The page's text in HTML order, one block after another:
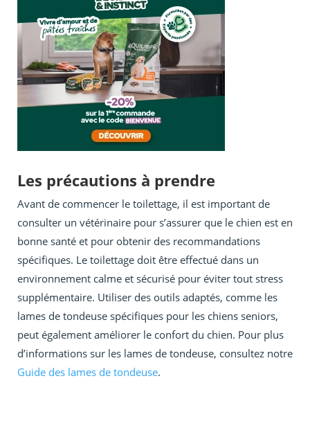
Les précautions à prendre
Avant de commencer le toilettage, il est important de
consulter un vétérinaire pour s’assurer que le chien est en
bonne santé et pour obtenir des recommandations
spécifiques. Le toilettage doit être effectué dans un
environnement calme et sécurisé pour éviter tout stress
supplémentaire. Utiliser des outils adaptés, comme les
lames de tondeuse spécifiques pour les chiens seniors,
peut également améliorer le confort du chien. Pour plus
d’informations sur les lames de tondeuse, consultez notre
Guide des lames de tondeuse.